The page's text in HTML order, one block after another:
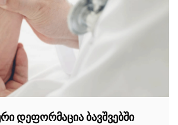
დეფორმაცია ბავშვებში